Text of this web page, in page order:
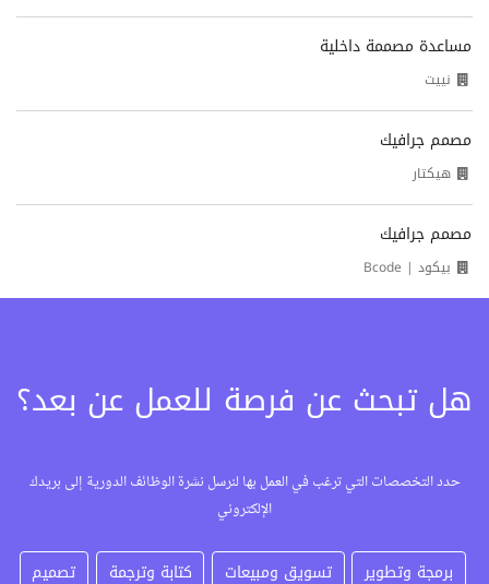
مساعدة مصممة داخلية
نييت
مصمم جرافيك
هيكتار
مصمم جرافيك
بيكود | Bcode
هل تبحث عن فرصة للعمل عن بعد؟
حدد التخصصات التي ترغب في العمل بها لنرسل نشرة الوظائف الدورية إلى بريدك
الإلكتروني
برمجة وتطوير تسويق ومبيعات كتابة وترجمة تصميم